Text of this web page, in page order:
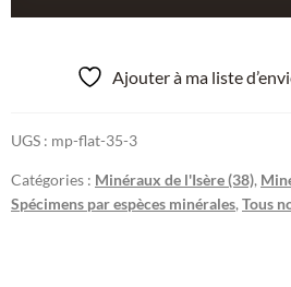
sur
Isère.
Ajouter à ma liste
UGS : mp-flat-35-3
Catégories : Minéraux de l'Isère (38),
Spécimens par espèces minérales, Tous